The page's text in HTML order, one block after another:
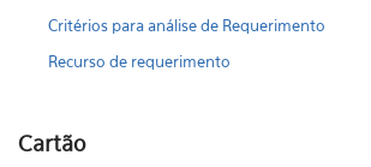
Critérios para análise de Requerimento
Recurso de requerimento
Cartão